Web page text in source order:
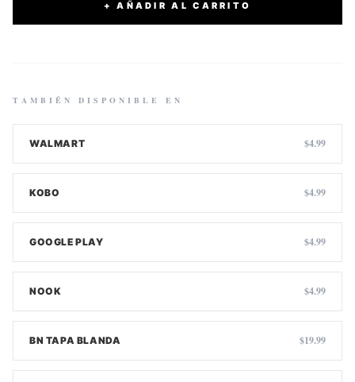
+ AÑADIR AL CARRITO
TAMBIÉN DISPONIBLE EN
WALMART $4.99
KOBO $4.99
GOOGLE PLAY $4.99
NOOK $4.99
BN TAPA BLANDA $19.99